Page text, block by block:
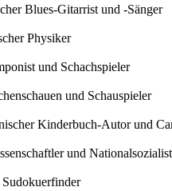
Blues-Gitarrist und -Sänger
Physiker
und Schachspieler
und Schauspieler
Kinderbuch-Autor und
und Nationalsozialist